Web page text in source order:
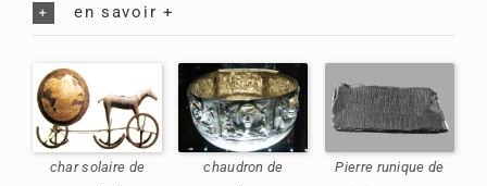
en savoir +
char solaire de
chaudron de
Pierre runique de